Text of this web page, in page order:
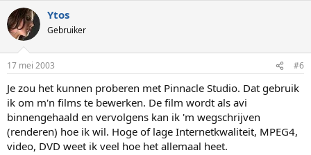
Ytos
Gebruiker
17 mei 2003 #6
Je zou het kunnen proberen met Pinnacle Studio. Dat gebruik
ik om m'n films te bewerken. De film wordt als avi
binnengehaald en vervolgens kan ik 'm wegschrijven
(renderen) hoe ik wil. Hoge of lage Internetkwaliteit, MPEG4,
video, DVD weet ik veel hoe het allemaal heet.